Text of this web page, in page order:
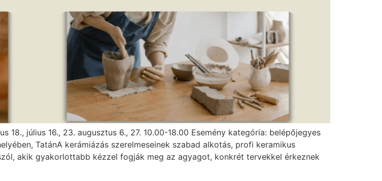
18., július 16., 23. augusztus 6., 27. 10.00-18.00 Esemény kategória: belépőjegyes
TatánA kerámiázás szerelmeseinek szabad alkotás, profi keramikus
akik gyakorlottabb kézzel fogják meg az agyagot, konkrét tervekkel érkeznek